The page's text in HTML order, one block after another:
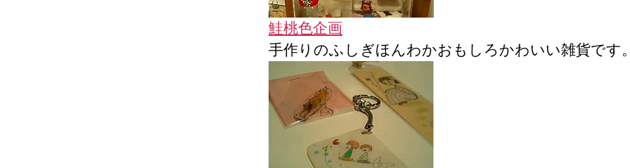
鮭桃色企画
手作りのふしぎほんわかおもしろかわいい雑貨です。